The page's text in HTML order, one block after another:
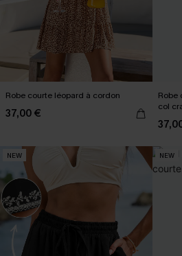
Robe courte léopard à cordon
37,00 €
Robe
col
NEW NEW